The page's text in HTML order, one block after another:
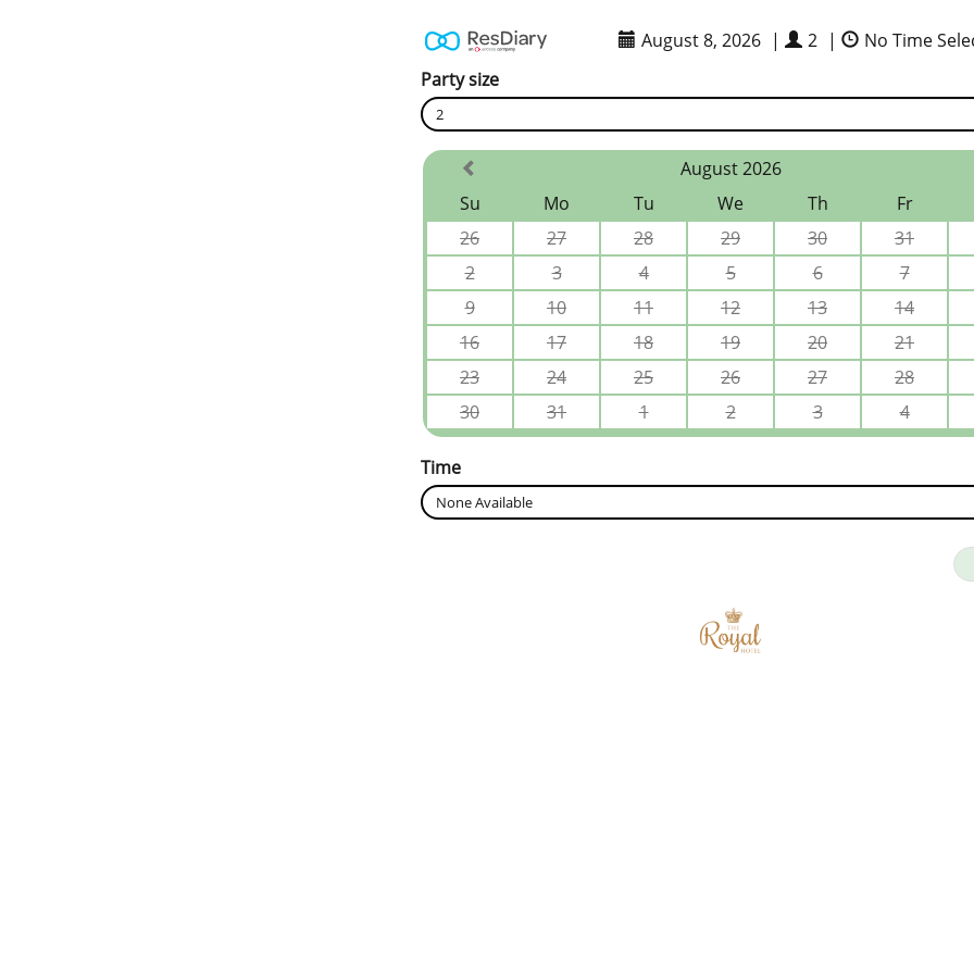
August 8, 2026 | 2 |
No Time
Party size
2
August 2026
Su
Mo Tu We Th
Fr
26
27 28 29 30
31
2
3 4 5 6
7
9
10 11 12 13
14
16
17 18 19 20
21
23
24 25 26 27
28
30
31 1 2 3 4
Time
None Available